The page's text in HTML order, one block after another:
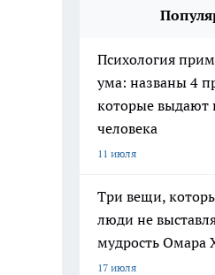
Психология
ума: названы 4
которые выдают
человека
11 июля
Три вещи,
люди не
мудрость Омара
17 июля